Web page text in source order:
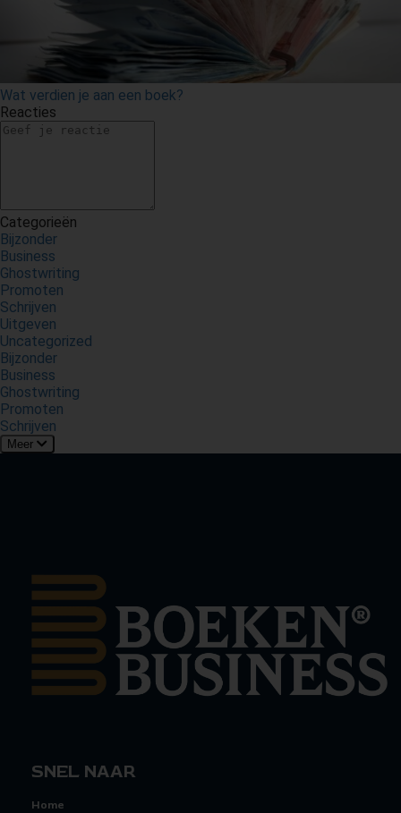
Wat verdien je aan een boek?
Reacties
Categorieën
Bijzonder
Business
Ghostwriting
Promoten
Schrijven
Uitgeven
Uncategorized
Bijzonder
Business
Ghostwriting
Promoten
Schrijven
Meer
SNEL NAAR
Home